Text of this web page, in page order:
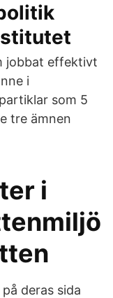
jobbat effektivt
i
som 5
tre ämnen
i
deras sida